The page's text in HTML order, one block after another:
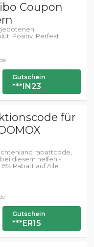
Coupon
Positiv. Perfekt.
Gutschein
***IN23
für
rabattcode,
bei diesem helfen -
Rabatt auf Alle
Gutschein
***ER15